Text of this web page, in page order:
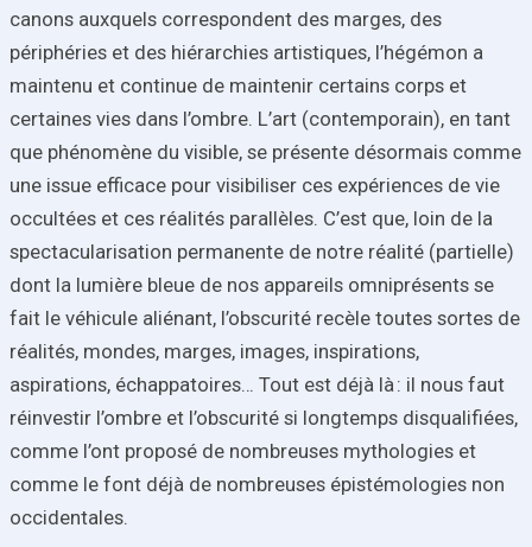
canons auxquels correspondent des marges, des
périphéries et des hiérarchies artistiques, l’hégémon a
maintenu et continue de maintenir certains corps et
certaines vies dans l’ombre. L’art (contemporain), en tant
que phénomène du visible, se présente désormais comme
une issue efficace pour visibiliser ces expériences de vie
occultées et ces réalités parallèles. C’est que, loin de la
spectacularisation permanente de notre réalité (partielle)
dont la lumière bleue de nos appareils omniprésents se
fait le véhicule aliénant, l’obscurité recèle toutes sortes de
réalités, mondes, marges, images, inspirations,
aspirations, échappatoires… Tout est déjà là : il nous faut
réinvestir l’ombre et l’obscurité si longtemps disqualifiées,
comme l’ont proposé de nombreuses mythologies et
comme le font déjà de nombreuses épistémologies non
occidentales.